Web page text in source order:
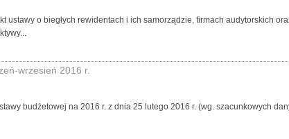
ustawy o biegłych rewidentach i ich samorządzie, firmach audytorskich
wrzesień 2016 r.
budżetowej na 2016 r. z dnia 25 lutego 2016 r. (wg. szacunkowych